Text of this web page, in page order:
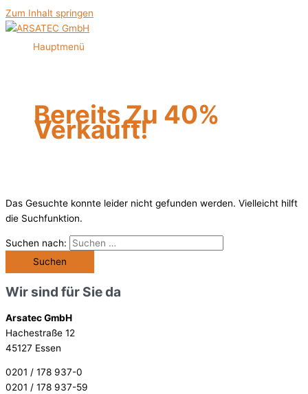
Zum Inhalt springen
Hauptmenü
Bereits Zu 40%
Verkauft!
Das Gesuchte konnte leider nicht gefunden werden. Vielleicht hilft
die Suchfunktion.
Suchen nach:
Wir sind für Sie da
Arsatec GmbH
Hachestraße 12
45127 Essen
0201 / 178 937-0
0201 / 178 937-59